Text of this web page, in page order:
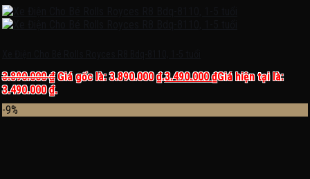
3.890.000₫ Giá gốc là: 3.890.000 ₫.3.490.000₫Giá hiện tại là:
3.490.000 ₫.
-9%